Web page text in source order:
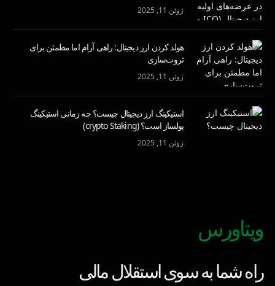
ژوئن 11, 2025
هولد کردن ارز دیجیتال: راهی آرام اما مطمئن برای
ثروت‌سازی
ژوئن 11, 2025
استیکینگ ارز دیجیتال چیست؟ چه زمانی استیکینگ
پولساز است؟ (crypto Staking)
ژوئن 11, 2025
ویتاورس
راه شما به سوی استقلال مالی